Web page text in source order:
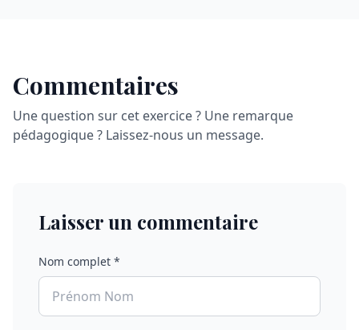
Commentaires
Une question sur cet exercice ? Une remarque
pédagogique ? Laissez-nous un message.
Laisser un commentaire
Nom complet *